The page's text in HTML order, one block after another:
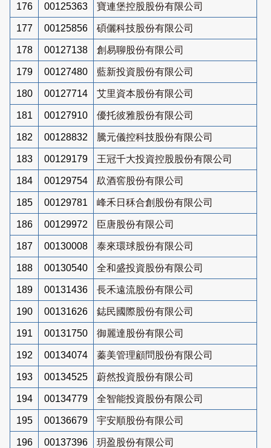
176 00125363 寶連堡控股股份有限公司
177 00125856 碩儷科技股份有限公司
178 00127138 創易聊股份有限公司
179 00127480 藍新投資股份有限公司
180 00127714 艾里資本股份有限公司
181 00127910 優托彼雅股份有限公司
182 00128832 騰元儀控科技股份有限公司
183 00129179 王冠千大投資控股股份有限公司
184 00129754 镹酒窖股份有限公司
185 00129781 峰禾日秝合創股份有限公司
186 00129972 臣唐股份有限公司
187 00130008 泰來環球股份有限公司
188 00130540 全和盛投資股份有限公司
189 00131436 長禾遠流股份有限公司
190 00131626 鋕民國際股份有限公司
191 00131750 御麗達股份有限公司
192 00134074 蓁美管理顧問股份有限公司
193 00134525 蔚然投資股份有限公司
194 00134779 全智能投資股份有限公司
195 00136679 宇安順股份有限公司
196 00137396 玥盈股份有限公司